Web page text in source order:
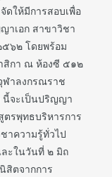
ดให้มีการสอบเพื่อ
าเอก สาขาวิชา
๕๖๒ โดยพร้อม
สิกา ณ ห้องซี ๕๑๒
ฬาลงกรณราช
นี้จะเป็นปริญญา
รพุทธบริหารการ
าความรู้ทั่วไป
ละในวันที่ ๒ มิถ
สิตจากการ